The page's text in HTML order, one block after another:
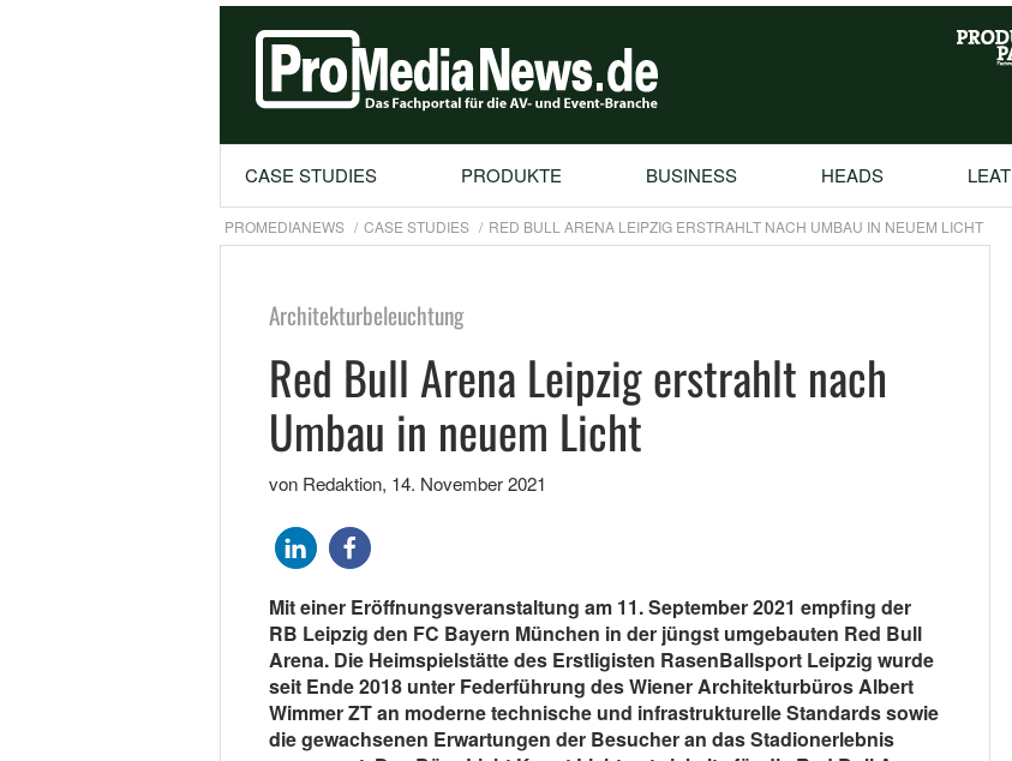
CASE STUDIES PRODUKTE BUSINESS HEADS LEAT
PROMEDIANEWS CASE STUDIES RED BULL ARENA LEIPZIG ERSTRAHLT NACH UMBAU IN NEUEM LICHT
Architekturbeleuchtung
Red Bull Arena Leipzig erstrahlt nach
Umbau in neuem Licht
von Redaktion, 14. November 2021
Mit einer Eröffnungsveranstaltung am 11. September 2021 empfing der
RB Leipzig den FC Bayern München in der jüngst umgebauten Red Bull
Arena. Die Heimspielstätte des Erstligisten RasenBallsport Leipzig wurde
seit Ende 2018 unter Federführung des Wiener Architekturbüros Albert
Wimmer ZT an moderne technische und infrastrukturelle Standards sowie
die gewachsenen Erwartungen der Besucher an das Stadionerlebnis